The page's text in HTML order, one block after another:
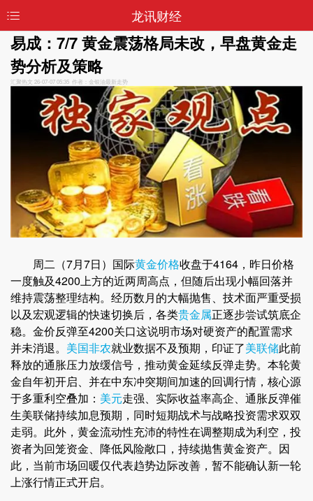
龙讯财经
易成：7/7 黄金震荡格局未改，早盘黄金走
势分析及策略
汇聚热文 26-07-07 05:35 作者：金银油最新走势
周二（7月7日）国际黄金价格收盘于4164，昨日价格
一度触及4200上方的近两周高点，但随后出现小幅回落并
维持震荡整理结构。经历数月的大幅抛售、技术面严重受损
以及宏观逻辑的快速切换后，各类贵金属正逐步尝试筑底企
稳。金价反弹至4200关口这说明市场对硬资产的配置需求
并未消退。 美国非农就业数据不及预期，印证了美联储此前
释放的通胀压力放缓信号，推动黄金延续反弹走势。本轮黄
金自年初开启、并在中东冲突期间加速的回调行情，核心源
于多重利空叠加： 美元走强、实际收益率高企、通胀反弹催
生美联储持续加息预期，同时短期战术与战略投资需求双双
走弱。此外，黄金流动性充沛的特性在调整期成为利空，投
资者为回笼资金、降低风险敞口，持续抛售黄金资产。因
此，当前市场回暖仅代表趋势边际改善，暂不能确认新一轮
上涨行情正式开启。